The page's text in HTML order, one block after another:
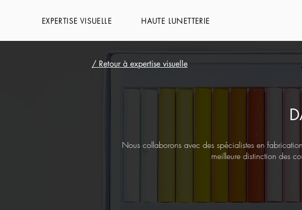
EXPERTISE VISUELLE HAUTE LUNETTERIE
/ Retour à expertise visuelle
Nous collaborons avec des spécialistes en
meilleure distinction des